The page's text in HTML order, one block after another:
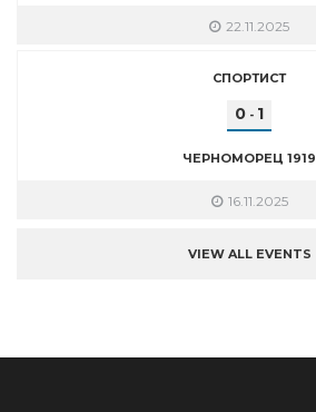
22.11.2025
СПОРТИСТ
0 - 1
ЧЕРНОМОРЕЦ 1919
16.11.2025
VIEW ALL EVENTS